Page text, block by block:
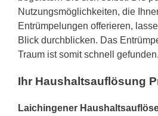
Nutzungsmöglichkeiten, die
Entrümpelungen offerieren,
Blick durchblicken. Das
Traum ist somit schnell gefunden.
Ihr Haushaltsauflösung
Laichingener